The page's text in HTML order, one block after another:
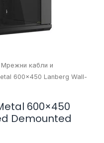
Мрежни кабли и
600×450 Lanberg Wall-
600×450
Demounted